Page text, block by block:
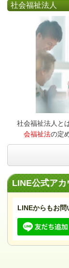
社会福祉法人
社会福祉法人と
会福祉法の定
LINE公式アカ
LINEからもお問